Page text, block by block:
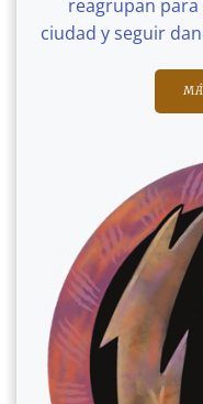
reagrupan
ciudad y seguir